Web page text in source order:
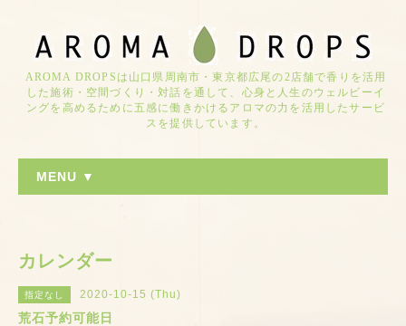
AROMA DROPSは山口県周南市・東京都広尾の2店舗で香りを活用
した施術・空間づくり・対話を通して、心身と人生のウェルビーイ
ングを高めるために五感に働きかけるアロマの力を活用したサービ
スを提供しています。
MENU ▼
カレンダー
指定なし 2020-10-15 (Thu)
荒石予約可能日